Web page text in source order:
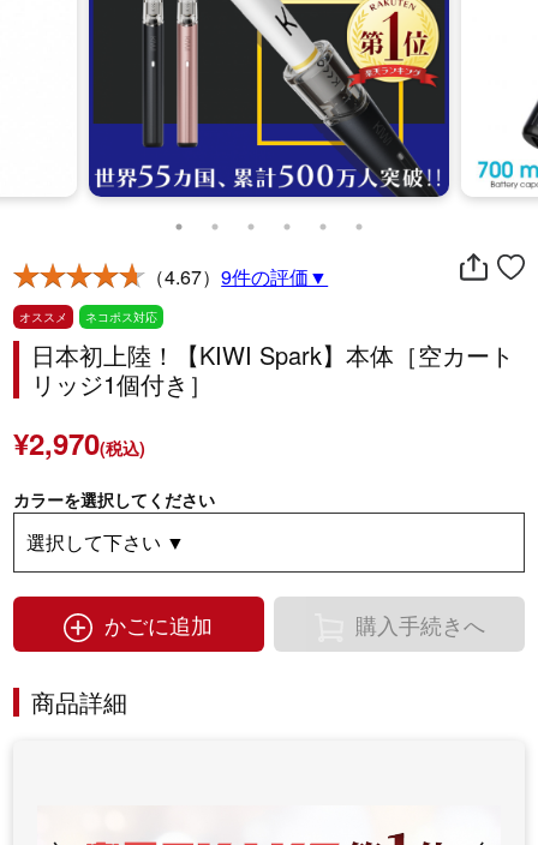
（4.67）9件の評価▼
オススメ ネコポス対応
日本初上陸！【KIWI Spark】本体［空カート
リッジ1個付き］
¥2,970(税込)
カラーを選択してください
かごに追加 購入手続きへ
商品詳細